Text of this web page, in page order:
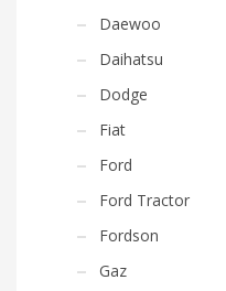
Daewoo
Daihatsu
Dodge
Fiat
Ford
Ford Tractor
Fordson
Gaz